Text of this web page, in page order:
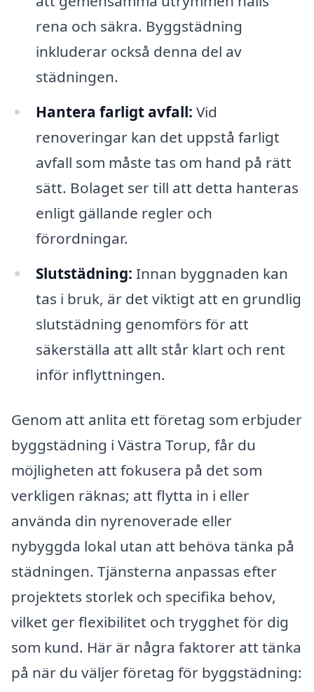
rena och säkra. Byggstädning
inkluderar också denna del av
städningen.
Hantera farligt avfall: Vid
renoveringar kan det uppstå farligt
avfall som måste tas om hand på rätt
sätt. Bolaget ser till att detta hanteras
enligt gällande regler och
förordningar.
Slutstädning: Innan byggnaden kan
tas i bruk, är det viktigt att en grundlig
slutstädning genomförs för att
säkerställa att allt står klart och rent
inför inflyttningen.
Genom att anlita ett företag som erbjuder
byggstädning i Västra Torup, får du
möjligheten att fokusera på det som
verkligen räknas; att flytta in i eller
använda din nyrenoverade eller
nybyggda lokal utan att behöva tänka på
städningen. Tjänsterna anpassas efter
projektets storlek och specifika behov,
vilket ger flexibilitet och trygghet för dig
som kund. Här är några faktorer att tänka
på när du väljer företag för byggstädning: